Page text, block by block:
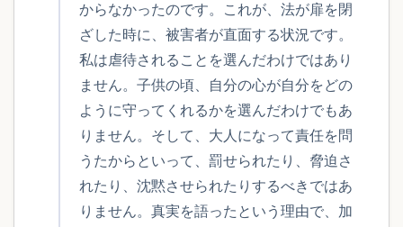
からなかったのです。これが、法が扉を閉
ざした時に、被害者が直面する状況です。
私は虐待されることを選んだわけではあり
ません。子供の頃、自分の心が自分をどの
ように守ってくれるかを選んだわけでもあ
りません。そして、大人になって責任を問
うたからといって、罰せられたり、脅迫さ
れたり、沈黙させられたりするべきではあ
りません。真実を語ったという理由で、加